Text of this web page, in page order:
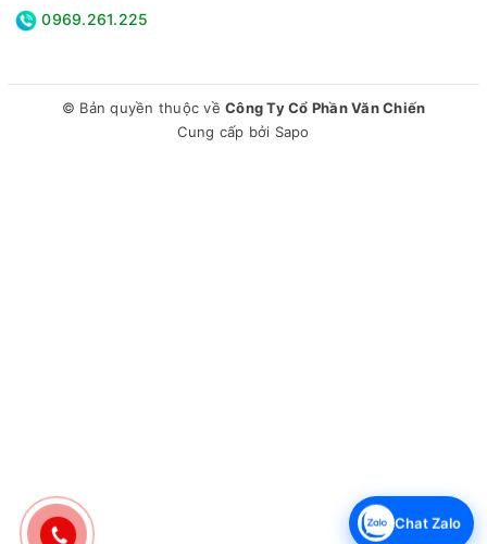
0969.261.225
© Bản quyền thuộc về Công Ty Cổ Phần Văn Chiến
Cung cấp bởi Sapo
Chat Zalo